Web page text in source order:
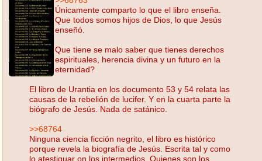
Únicamente comparto lo que el libro enseña.
Que todos somos hijos de Dios, lo que Jesús
enseñó.
Que tiene se malo saber que tienes derechos
espirituales, herencia divina y un futuro en la
eternidad?
El libro de Urantia en los documento 53 y 54 relata las
causas de la rebelión de lucifer. Y en la cuarta parte la
biógrafo de Jesús. Nada de satánico.
>>68764
Ninguna ciencia ficción negrito, el libro es histórico
porque revela la biografía de Jesús. Escrita tal y como
lo atestiguar on los intermedios. Quienes son los